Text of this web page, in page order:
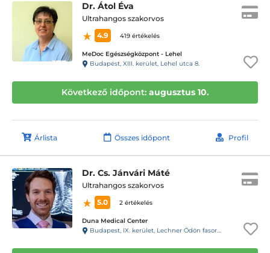
Dr. Átol Éva
Ultrahangos szakorvos
4.9
419 értékelés
MeDoc Egészségközpont - Lehel
Budapest, XIII. kerület, Lehel utca 8.
Következő időpont: augusztus 10.
Árlista Összes időpont Profil
Dr. Cs. Jánvári Máté
Ultrahangos szakorvos
5.0
2 értékelés
Duna Medical Center
Budapest, IX. kerület, Lechner Ödön fasor 5.